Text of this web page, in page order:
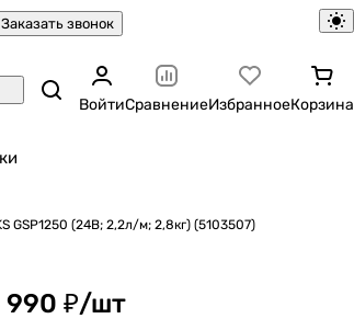
Заказать звонок
ВойтиСравнениеИзбранноеКорзина
GSP1250 (24В; 2,2л/м; 2,8кг) (5103507)
990 ₽/шт